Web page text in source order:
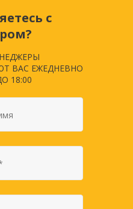
с
ВАС ЕЖЕДНЕВНО
18:00